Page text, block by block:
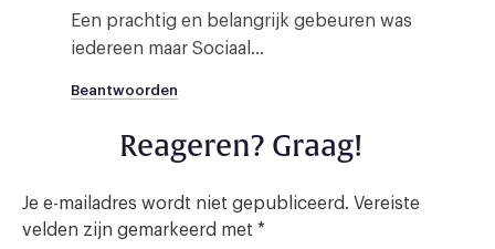
Een prachtig en belangrijk gebeuren was
iedereen maar Sociaal…
Beantwoorden
Reageren? Graag!
Je e-mailadres wordt niet gepubliceerd. Vereiste
velden zijn gemarkeerd met *